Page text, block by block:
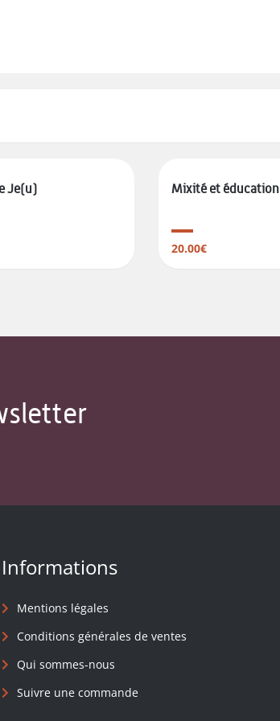
Je(u) Mixité et éducation
20.00€
Informations
Mentions légales
Conditions générales de ventes
Qui sommes-nous
Suivre une commande